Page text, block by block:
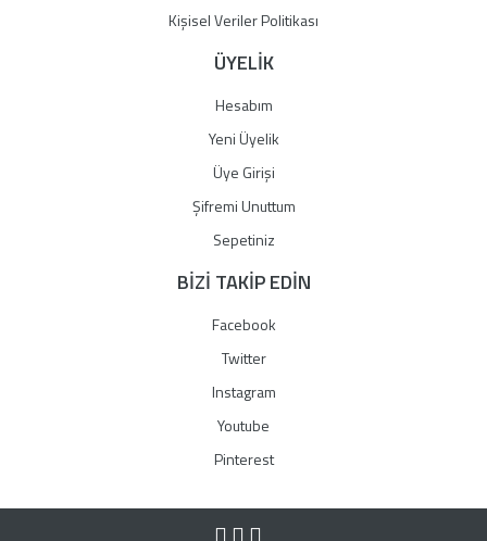
Kişisel Veriler Politikası
ÜYELİK
Hesabım
Yeni Üyelik
Üye Girişi
Şifremi Unuttum
Sepetiniz
BİZİ TAKİP EDİN
Facebook
Twitter
Instagram
Youtube
Pinterest